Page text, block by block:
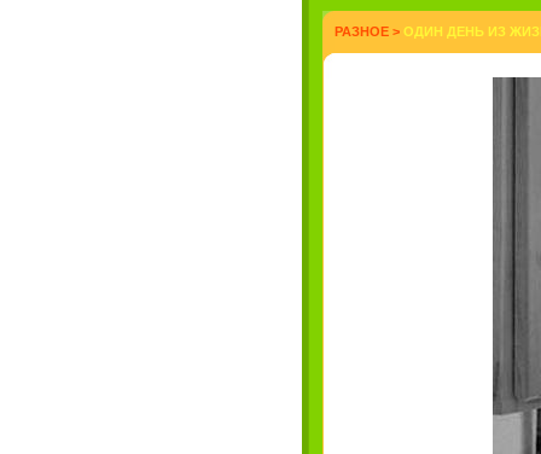
РАЗНОЕ > ОДИН ДЕНЬ ИЗ